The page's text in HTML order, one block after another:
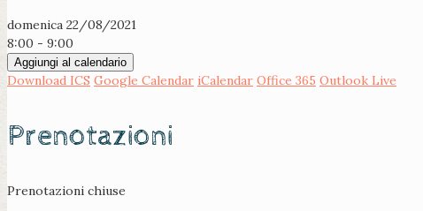
domenica 22/08/2021
8:00 - 9:00
Aggiungi al calendario
Download ICS Google Calendar iCalendar Office 365 Outlook Live
Prenotazioni
Prenotazioni chiuse